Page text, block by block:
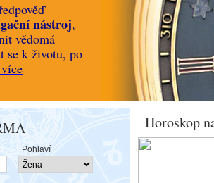
nástroj,
vědomá
se k životu, po
Pohlaví
Horoskop